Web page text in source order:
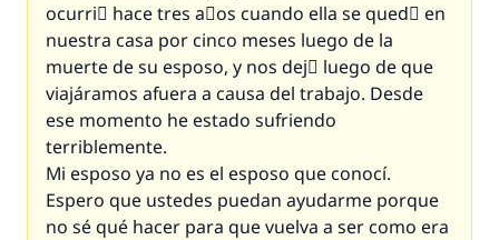
ocurriَ hace tres aٌos cuando ella se quedَ en
nuestra casa por cinco meses luego de la
muerte de su esposo, y nos dejَ luego de que
viajáramos afuera a causa del trabajo. Desde
ese momento he estado sufriendo
terriblemente.
Mi esposo ya no es el esposo que conocí.
Espero que ustedes puedan ayudarme porque
no sé qué hacer para que vuelva a ser como era